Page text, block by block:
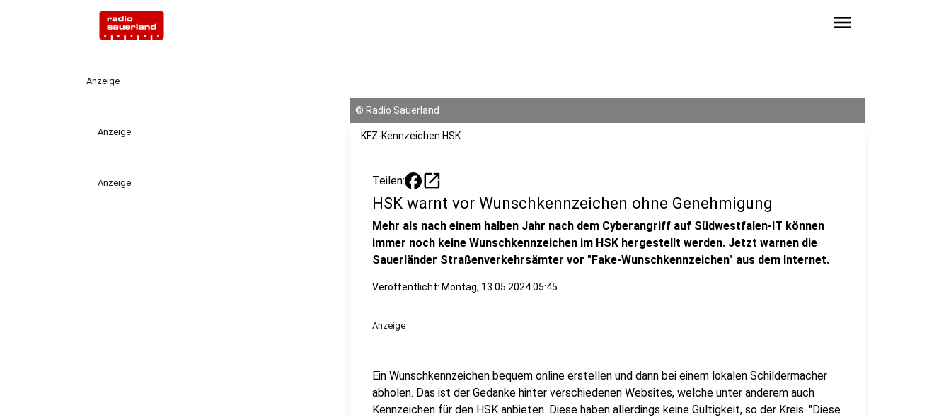
menu
Anzeige
Anzeige
Anzeige
© Radio Sauerland
KFZ-Kennzeichen HSK
Teilen: open_in_new
HSK warnt vor Wunschkennzeichen ohne Genehmigung
Mehr als nach einem halben Jahr nach dem Cyberangriff auf Südwestfalen-IT können
immer noch keine Wunschkennzeichen im HSK hergestellt werden. Jetzt warnen die
Sauerländer Straßenverkehrsämter vor "Fake-Wunschkennzeichen" aus dem Internet.
Veröffentlicht: Montag, 13.05.2024 05:45
Anzeige
Ein Wunschkennzeichen bequem online erstellen und dann bei einem lokalen Schildermacher
abholen. Das ist der Gedanke hinter verschiedenen Websites, welche unter anderem auch
Kennzeichen für den HSK anbieten. Diese haben allerdings keine Gültigkeit, so der Kreis. "Diese